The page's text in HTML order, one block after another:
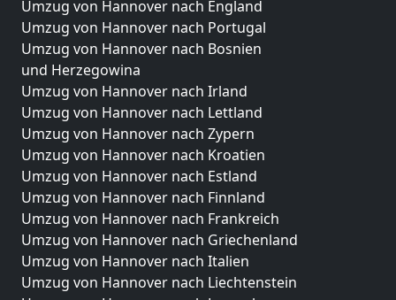
Umzug von Hannover nach England
Umzug von Hannover nach Portugal
Umzug von Hannover nach Bosnien
und Herzegowina
Umzug von Hannover nach Irland
Umzug von Hannover nach Lettland
Umzug von Hannover nach Zypern
Umzug von Hannover nach Kroatien
Umzug von Hannover nach Estland
Umzug von Hannover nach Finnland
Umzug von Hannover nach Frankreich
Umzug von Hannover nach Griechenland
Umzug von Hannover nach Italien
Umzug von Hannover nach Liechtenstein